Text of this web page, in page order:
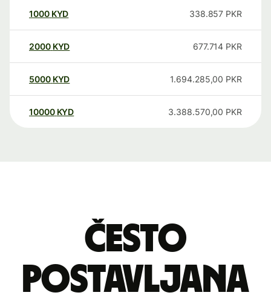
1000 KYD 338.857 PKR
2000 KYD 677.714 PKR
5000 KYD 1.694.285,00 PKR
10000 KYD 3.388.570,00 PKR
Često
postavljana